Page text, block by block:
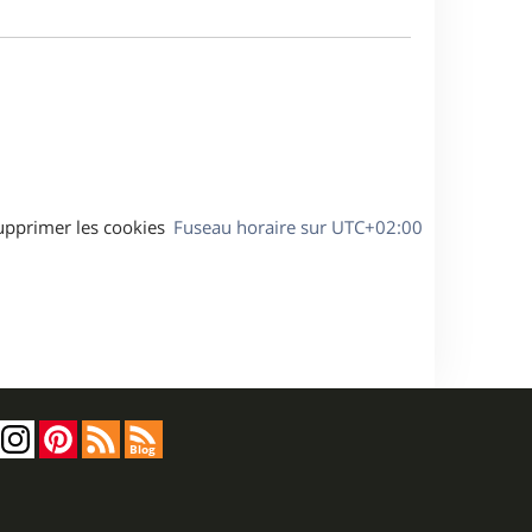
g
Fuseau horaire sur UTC+02:00
les cookies